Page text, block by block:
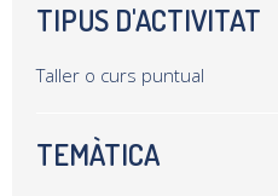
TIPUS D'ACTIVITAT
Taller o curs puntual
TEMÀTICA